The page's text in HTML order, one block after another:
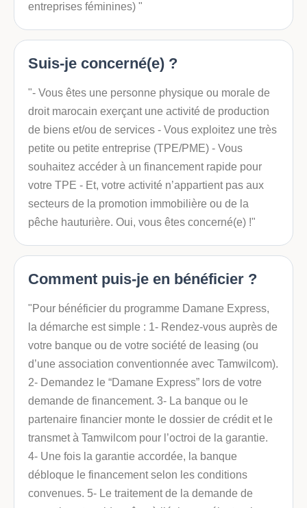
entreprises féminines) "
Suis-je concerné(e) ?
"- Vous êtes une personne physique ou morale de
droit marocain exerçant une activité de production
de biens et/ou de services - Vous exploitez une très
petite ou petite entreprise (TPE/PME) - Vous
souhaitez accéder à un financement rapide pour
votre TPE - Et, votre activité n’appartient pas aux
secteurs de la promotion immobilière ou de la
pêche hauturière. Oui, vous êtes concerné(e) !"
Comment puis-je en bénéficier ?
"Pour bénéficier du programme Damane Express,
la démarche est simple : 1- Rendez-vous auprès de
votre banque ou de votre société de leasing (ou
d’une association conventionnée avec Tamwilcom).
2- Demandez le “Damane Express” lors de votre
demande de financement. 3- La banque ou le
partenaire financier monte le dossier de crédit et le
transmet à Tamwilcom pour l’octroi de la garantie.
4- Une fois la garantie accordée, la banque
débloque le financement selon les conditions
convenues. 5- Le traitement de la demande de